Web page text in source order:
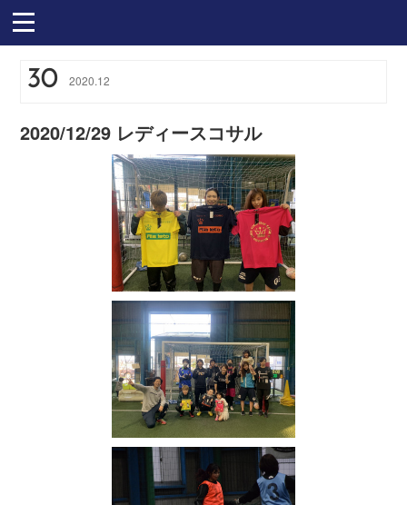
30 2020.12
2020/12/29 レディースコサル